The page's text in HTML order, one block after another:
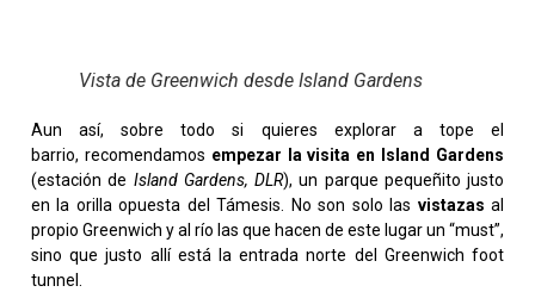
Vista de Greenwich desde Island Gardens
Aun así, sobre todo si quieres explorar a tope el
barrio, recomendamos empezar la visita en Island Gardens
(estación de Island Gardens, DLR), un parque pequeñito justo
en la orilla opuesta del Támesis. No son solo las vistazasal
propio Greenwich y al río las que hacen de este lugar un “must”,
sino que justo allí está la entrada norte del Greenwich foot
tunnel.